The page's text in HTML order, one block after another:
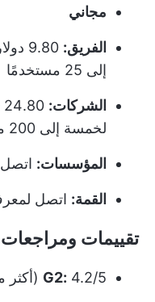
مجاني
الفريق:
إلى 25 مستخدمًا
الشركات:
لخمسة إلى 200 مستخدم
المؤسسات: اتصل
القمة: اتصل
تقييمات ومراجعات Wrike:
G2: 4.2/5 (أكثر من 3400 تقييم)